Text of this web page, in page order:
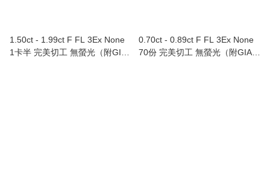
1.50ct - 1.99ct F FL 3Ex None
1卡半 完美切工 無螢光（附GIA
0.70ct - 0.89ct F FL 3Ex None
70份 完美切工 無螢光（附GIA證